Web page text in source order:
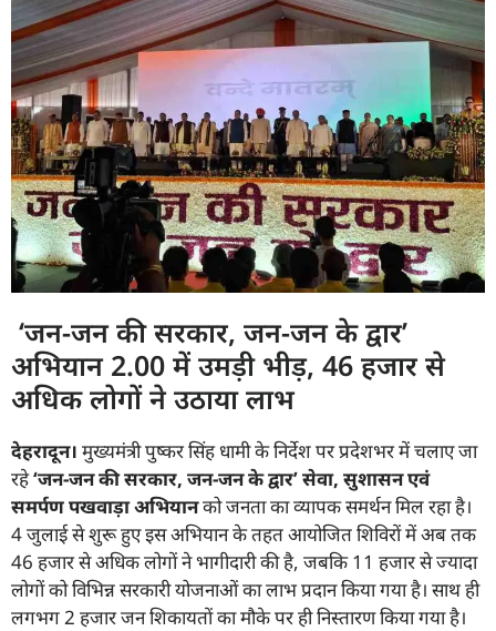
‘जन-जन की सरकार, जन-जन के द्वार’
अभियान 2.00 में उमड़ी भीड़, 46 हजार से
अधिक लोगों ने उठाया लाभ
देहरादून। मुख्यमंत्री पुष्कर सिंह धामी के निर्देश पर प्रदेशभर में चलाए जा
रहे‘जन-जन की सरकार, जन-जन के द्वार’सेवा, सुशासन एवं
समर्पण पखवाड़ा अभियानको जनता का व्यापक समर्थन मिल रहा है।
4 जुलाई से शुरू हुए इस अभियान के तहत आयोजित शिविरों में अब तक
46 हजार से अधिक लोगों ने भागीदारी की है, जबकि 11 हजार से ज्यादा
लोगों को विभिन्न सरकारी योजनाओं का लाभ प्रदान किया गया है। साथ ही
लगभग 2 हजार जन शिकायतों का मौके पर ही निस्तारण किया गया है।